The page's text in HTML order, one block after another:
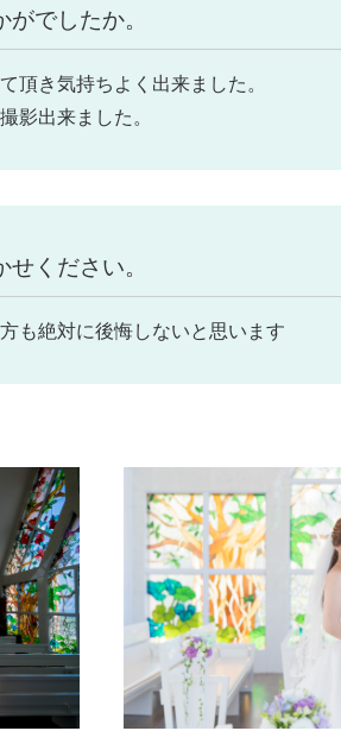
でしたか。
頂き気持ちよく出来ました。
影出来ました。
ください。
も絶対に後悔しないと思います